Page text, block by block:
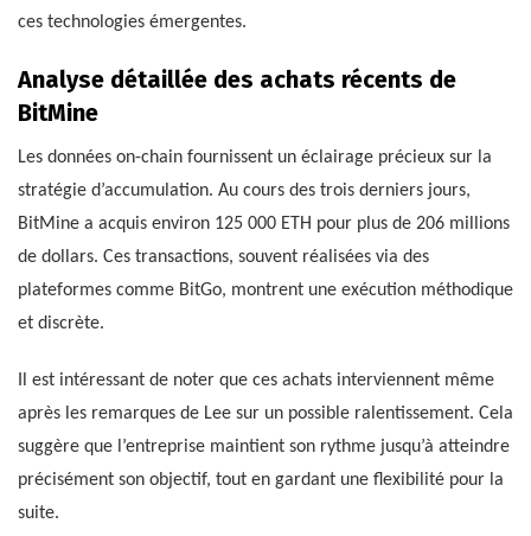
ces technologies émergentes.
Analyse détaillée des achats récents de
BitMine
Les données on-chain fournissent un éclairage précieux sur la
stratégie d’accumulation. Au cours des trois derniers jours,
BitMine a acquis environ 125 000 ETH pour plus de 206 millions
de dollars. Ces transactions, souvent réalisées via des
plateformes comme BitGo, montrent une exécution méthodique
et discrète.
Il est intéressant de noter que ces achats interviennent même
après les remarques de Lee sur un possible ralentissement. Cela
suggère que l’entreprise maintient son rythme jusqu’à atteindre
précisément son objectif, tout en gardant une flexibilité pour la
suite.